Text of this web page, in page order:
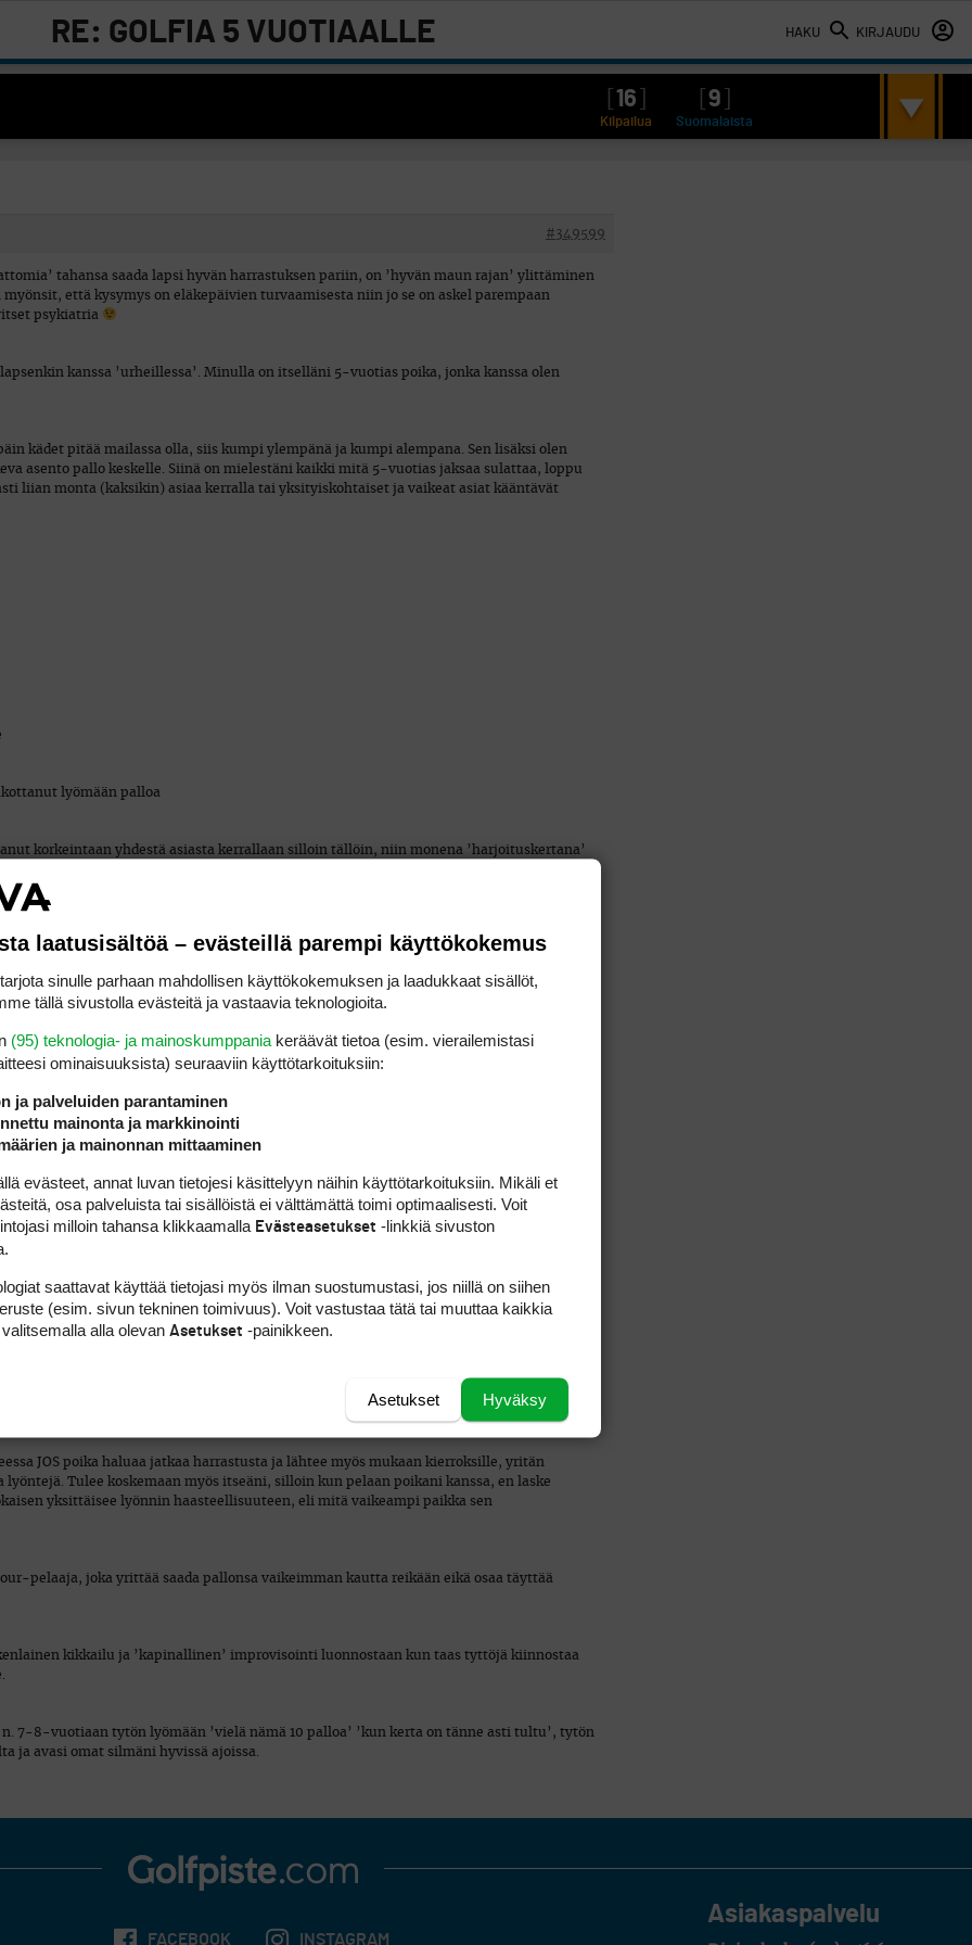
HAKU KIRJAUDU
RE: GOLFIA 5 VUOTIAALLE
16 9
Kilpailua Suomalaista
#349599
tahansa saada lapsi hyvän harrastuksen pariin, on ’hyvän maun rajan’ ylittäminen
että kysymys on eläkepäivien turvaamisesta niin jo se on askel parempaan
psykiatria
kanssa ’urheillessa’. Minulla on itselläni 5-vuotias poika, jonka kanssa olen
kädet pitää mailassa olla, siis kumpi ylempänä ja kumpi alempana. Sen lisäksi olen
asento pallo keskelle. Siinä on mielestäni kaikki mitä 5-vuotias jaksaa sulattaa, loppu
liian monta (kaksikin) asiaa kerralla tai yksityiskohtaiset ja vaikeat asiat kääntävät
lyömään palloa
korkeintaan yhdestä asiasta kerrallaan silloin tällöin, niin monena ’harjoituskertana’
ja tukeva asento)
kestän katsoa räikeitä ’svingivirheitä’ enkä puutu niihin niin kauan kuin lapsella on
silloin täysin lapsen ehdoilla. Tosin etiketti yms. asioita olen opettanut jo tiukasti 3-
varovasti, jos ne otetaan pois niin ne lasketaan varovasti griinin ulkopuolelle jne.
jopa tuntuvat paremmin menevän kaaliin kuin mitkään svingiin liittyvät asiat. Svingistä
ylpeyttä kun poikani jo 3-vuotiaana esitteli griinihaarukkaa ja sen merkitystä
JOS poika haluaa jatkaa harrastusta ja lähtee myös mukaan kierroksille, yritän
Tulee koskemaan myös itseäni, silloin kun pelaan poikani kanssa, en laske
yksittäisee lyönnin haasteellisuuteen, eli mitä vaikeampi paikka sen
pelaaja, joka yrittää saada pallonsa vaikeimman kautta reikään eikä osaa täyttää
kikkailu ja ’kapinallinen’ improvisointi luonnostaan kun taas tyttöjä kiinnostaa
7-8-vuotiaan tytön lyömään ’vielä nämä 10 palloa’ ’kun kerta on tänne asti tultu’, tytön
ja avasi omat silmäni hyvissä ajoissa.
Asiakaspalvelu
FACEBOOK INSTAGRAM
laatusisältöä – evästeillä parempi käyttökokemus
sinulle parhaan mahdollisen käyttökokemuksen ja laadukkaat sisällöt,
tällä sivustolla evästeitä ja vastaavia teknologioita.
(95) teknologia- ja mainoskumppania keräävät tietoa (esim. vierailemis­tasi
ominaisuuk­sista) seuraaviin käyttötarkoituksiin:
ja palveluiden parantaminen
mainonta ja markkinointi
ja mainonnan mittaaminen
evästeet, annat luvan tietojesi käsittelyyn näihin käyttötarkoituksiin. Mikäli et
osa palveluista tai sisällöistä ei välttämättä toimi optimaalisesti. Voit
milloin tahansa klikkaamalla Evästeasetukset -linkkiä sivuston
saattavat käyttää tietojasi myös ilman suostumustasi, jos niillä on siihen
(esim. sivun tekninen toimivuus). Voit vastustaa tätä tai muuttaa kaikkia
alla olevan Asetukset -painikkeen.
Hyväksy
Asetukset